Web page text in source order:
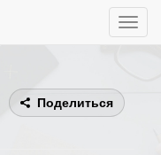
Toggle
Поделиться